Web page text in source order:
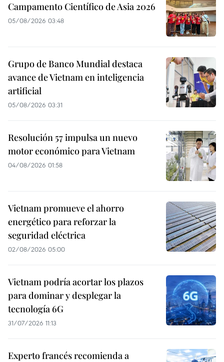
Campamento Científico de Asia 2026
05/08/2026 03:48
Grupo de Banco Mundial destaca
avance de Vietnam en inteligencia
artificial
05/08/2026 03:31
Resolución 57 impulsa un nuevo
motor económico para Vietnam
04/08/2026 01:58
Vietnam promueve el ahorro
energético para reforzar la
seguridad eléctrica
02/08/2026 05:00
Vietnam podría acortar los plazos
para dominar y desplegar la
tecnología 6G
31/07/2026 11:13
Experto francés recomienda a